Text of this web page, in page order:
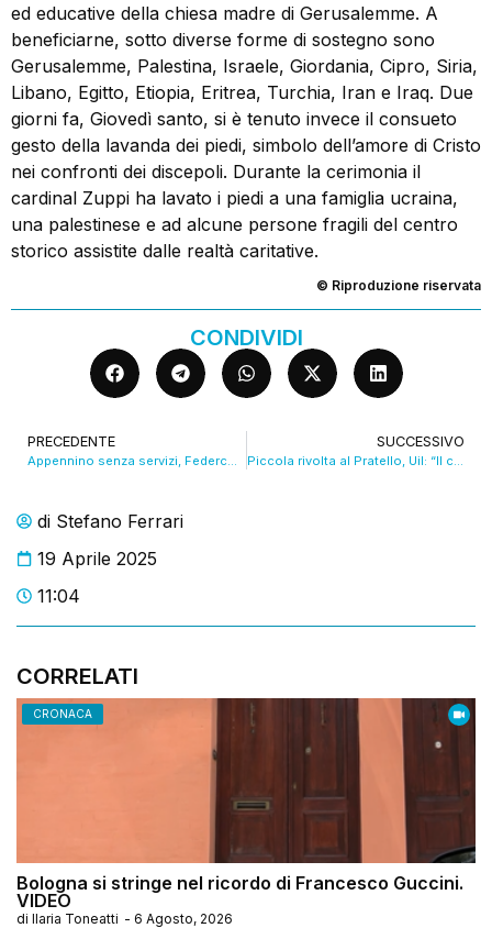
di Stefano Ferrari
19 Aprile 2025
11:04
CORRELATI
CRONACA
Bologna si stringe nel ricordo di Francesco Guccini.
VIDEO
di Ilaria Toneatti - 6 Agosto, 2026
ed educative della chiesa madre di Gerusalemme. A
beneficiarne, sotto diverse forme di sostegno sono
Gerusalemme, Palestina, Israele, Giordania, Cipro, Siria,
Libano, Egitto, Etiopia, Eritrea, Turchia, Iran e Iraq. Due
giorni fa, Giovedì santo, si è tenuto invece il consueto
gesto della lavanda dei piedi, simbolo dell’amore di Cristo
nei confronti dei discepoli. Durante la cerimonia il
cardinal Zuppi ha lavato i piedi a una famiglia ucraina,
una palestinese e ad alcune persone fragili del centro
storico assistite dalle realtà caritative.
© Riproduzione riservata
CONDIVIDI
PRECEDENTE
Appennino senza servizi, Federconsumatori: “Così si spopola”. VIDEO
SUCCESSIVO
Piccola rivolta al Pratello, Uil: “Il carcere minorile scoppia”